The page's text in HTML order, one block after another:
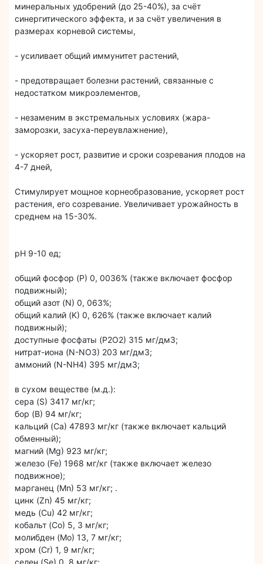
минеральных удобрений (до 25-40%), за счёт
синергитического эффекта, и за счёт увеличения в
размерах корневой системы,
- усиливает общий иммунитет растений,
- предотвращает болезни растений, связанные с
недостатком микроэлементов,
- незаменим в экстремальных условиях (жара-
заморозки, засуха-переувлажнение),
- ускоряет рост, развитие и сроки созревания плодов на
4-7 дней,
Стимулирует мощное корнеобразование, ускоряет рост
растения, его созревание. Увеличивает урожайность в
среднем на 15-30%.
pH 9-10 ед;
общий фосфор (P) 0, 0036% (также включает фосфор
подвижный);
общий азот (N) 0, 063%;
общий калий (K) 0, 626% (также включает калий
подвижный);
доступные фосфаты (P2O2) 315 мг/дм3;
нитрат-иона (N-NO3) 203 мг/дм3;
аммоний (N-NH4) 395 мг/дм3;
в сухом веществе (м.д.):
сера (S) 3417 мг/кг;
бор (B) 94 мг/кг;
кальций (Ca) 47893 мг/кг (также включает кальций
обменный);
магний (Mg) 923 мг/кг;
железо (Fe) 1968 мг/кг (также включает железо
подвижное);
марганец (Mn) 53 мг/кг; .
цинк (Zn) 45 мг/кг;
медь (Cu) 42 мг/кг;
кобальт (Co) 5, 3 мг/кг;
молибден (Mo) 13, 7 мг/кг;
хром (Cr) 1, 9 мг/кг;
селен (Se) 0, 8 мг/кг;